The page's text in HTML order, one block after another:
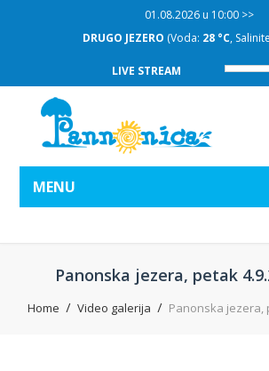
01.08.2026 u 10:00 >>
DRUGO JEZERO (Voda: 28 °C,
LIVE STREAM
MENU
Panonska jezera, petak
Home Video galerija Panonska jezera,